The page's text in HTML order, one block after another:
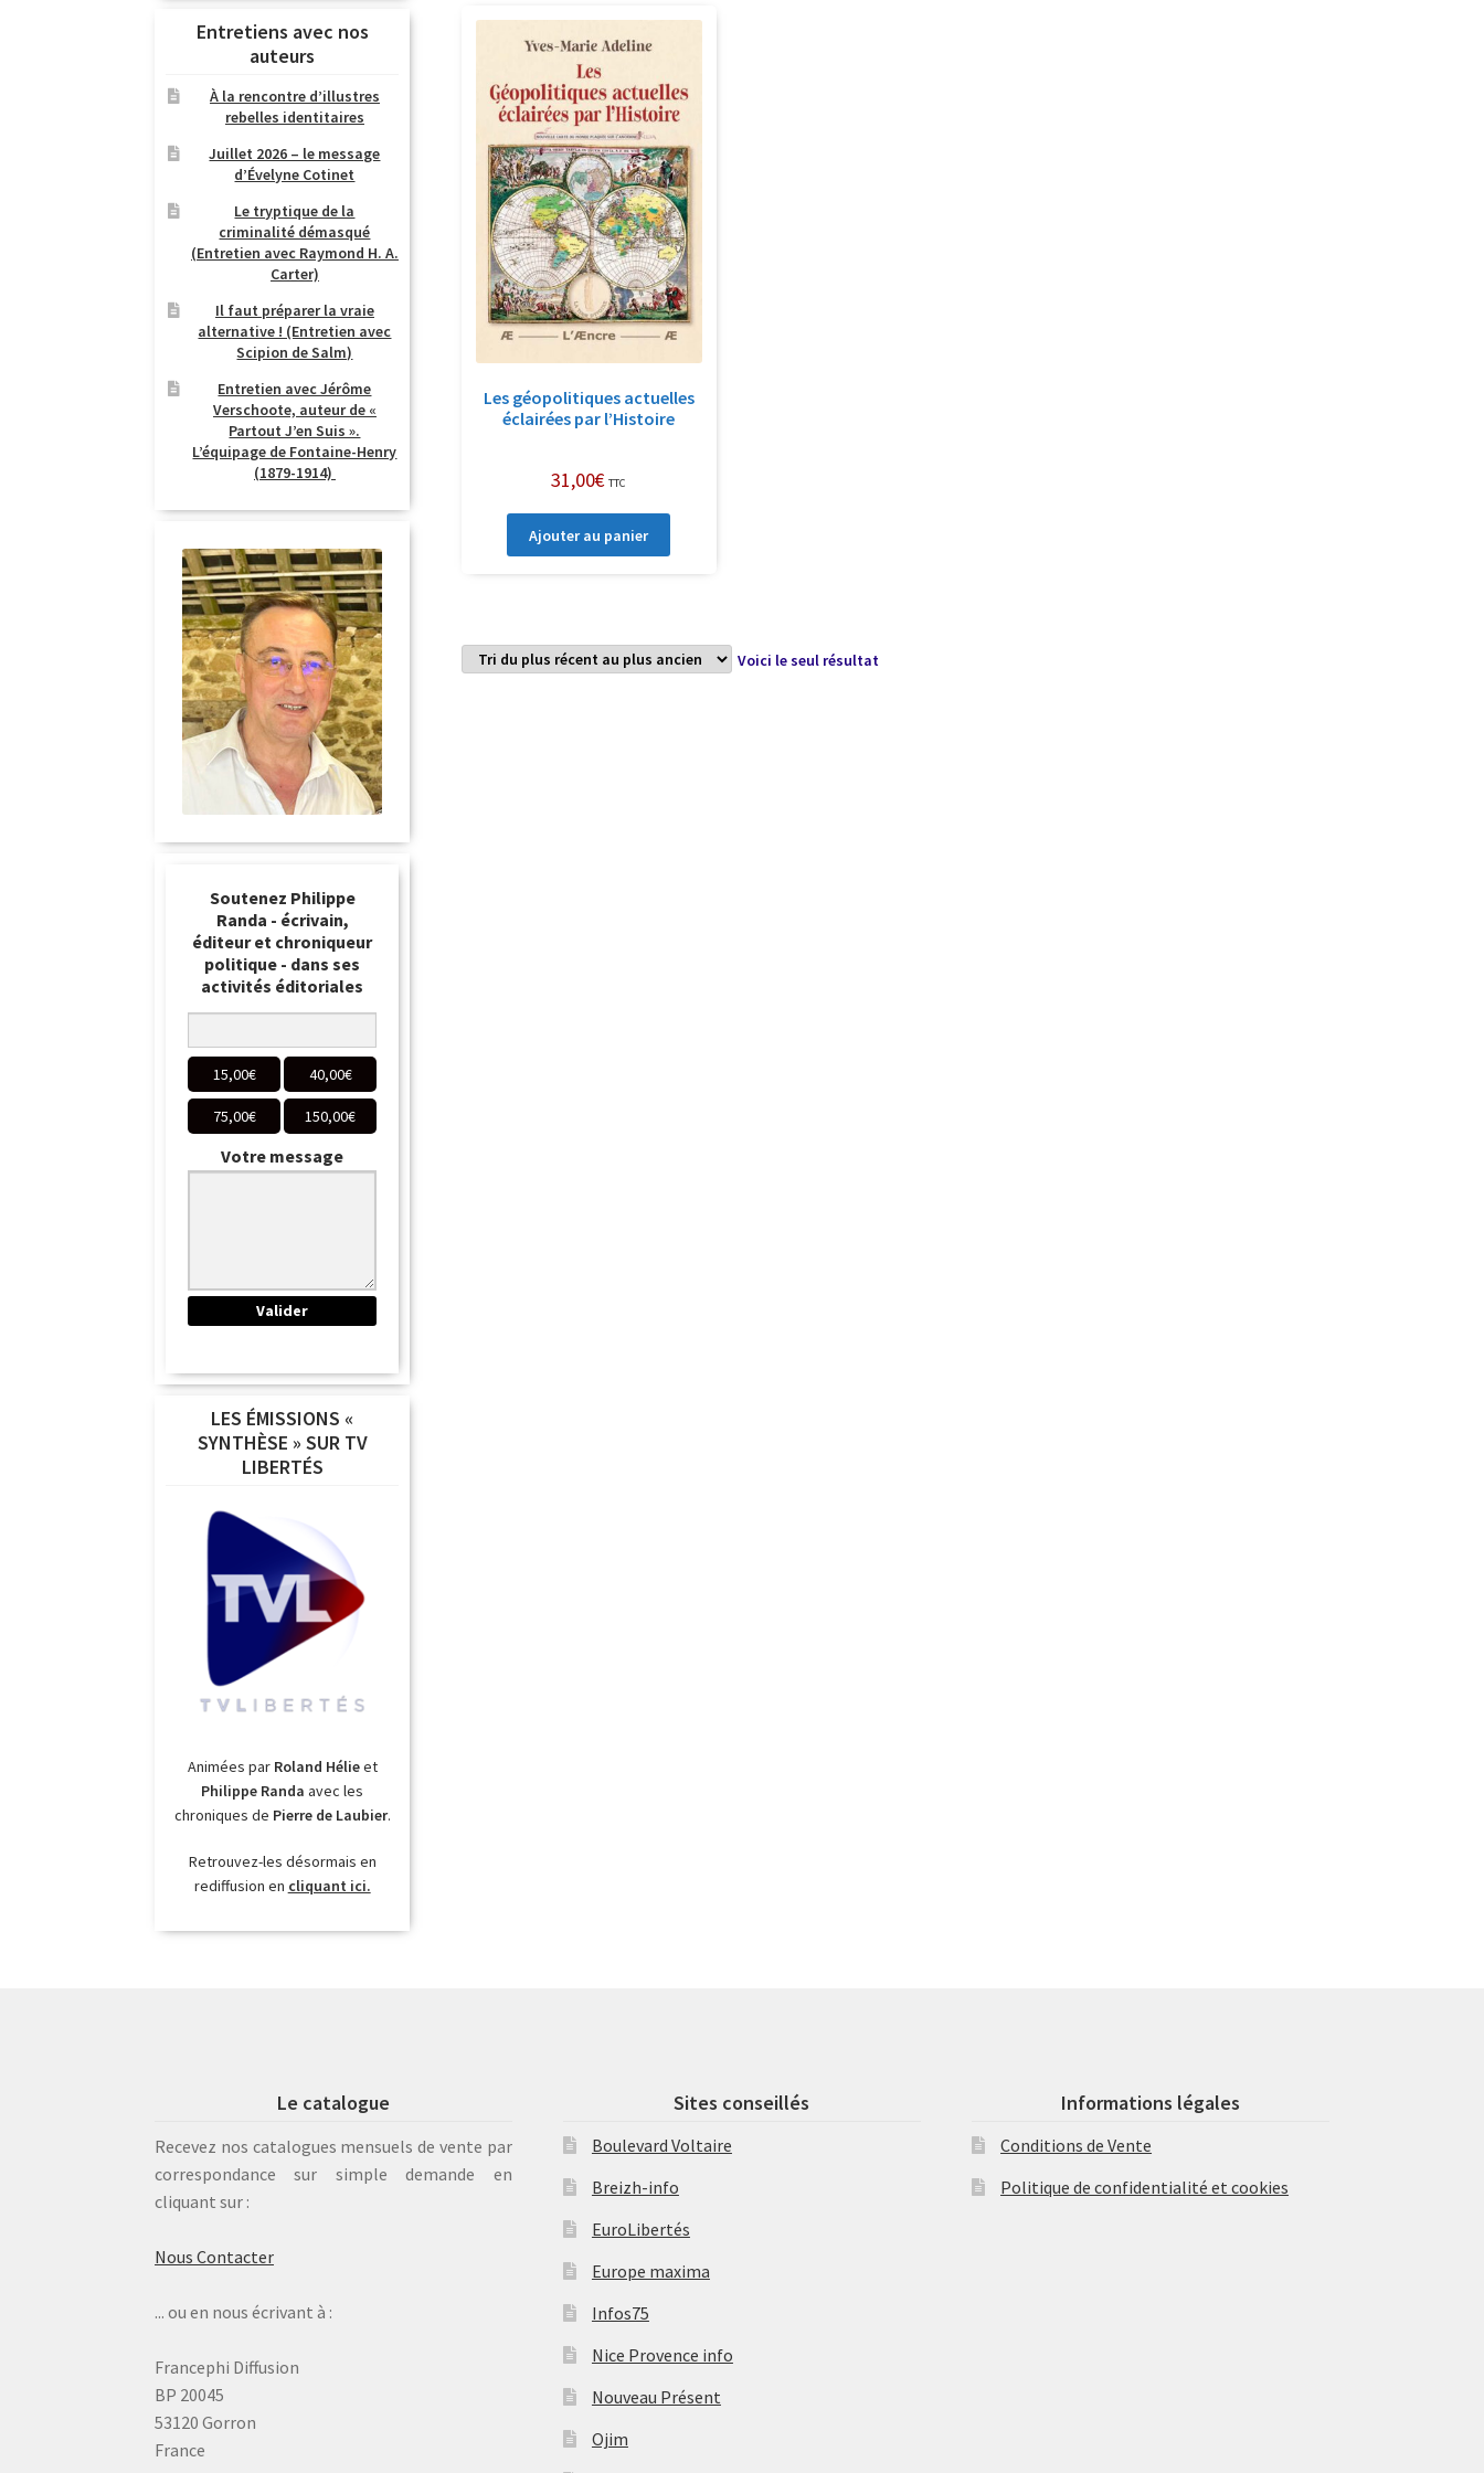
Les géopolitiques actuelles
éclairées par l’Histoire
31,00€ TTC
Ajouter au panier
Voici le seul résultat
Entretiens avec nos
auteurs
À la rencontre d’illustres
rebelles identitaires
Juillet 2026 – le message
d’Évelyne Cotinet
Le tryptique de la
criminalité démasqué
(Entretien avec Raymond H. A.
Carter)
Il faut préparer la vraie
alternative ! (Entretien avec
Scipion de Salm)
Entretien avec Jérôme
Verschoote, auteur de «
Partout J’en Suis ».
L’équipage de Fontaine-Henry
(1879-1914)
Soutenez Philippe
Randa - écrivain,
éditeur et chroniqueur
politique - dans ses
activités éditoriales
15,00€ 40,00€
75,00€ 150,00€
Votre message
LES ÉMISSIONS «
SYNTHÈSE » SUR TV
LIBERTÉS
Animées par Roland Hélieet
Philippe Randa avec les
chroniques de Pierre de Laubier.
Retrouvez-les désormais en
rediffusion en cliquant ici.
Le catalogue
Recevez nos catalogues mensuels de vente par
correspondance sur simple demande en
cliquant sur :
Nous Contacter
... ou en nous écrivant à :
Francephi Diffusion
BP 20045
53120 Gorron
France
Sites conseillés
Boulevard Voltaire
Breizh-info
EuroLibertés
Europe maxima
Infos75
Nice Provence info
Nouveau Présent
Ojim
Informations légales
Conditions de Vente
Politique de confidentialité et cookies